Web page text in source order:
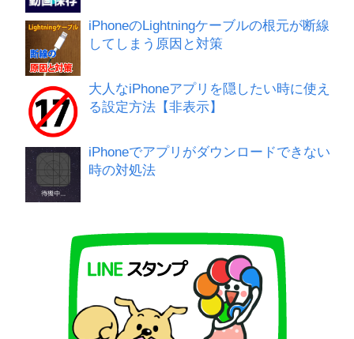
iPhoneのLightningケーブルの根元が断線
してしまう原因と対策
大人なiPhoneアプリを隠したい時に使え
る設定方法【非表示】
iPhoneでアプリがダウンロードできない
時の対処法